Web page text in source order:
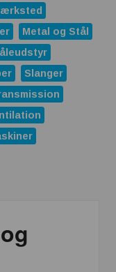
Metal og Stål
Slanger